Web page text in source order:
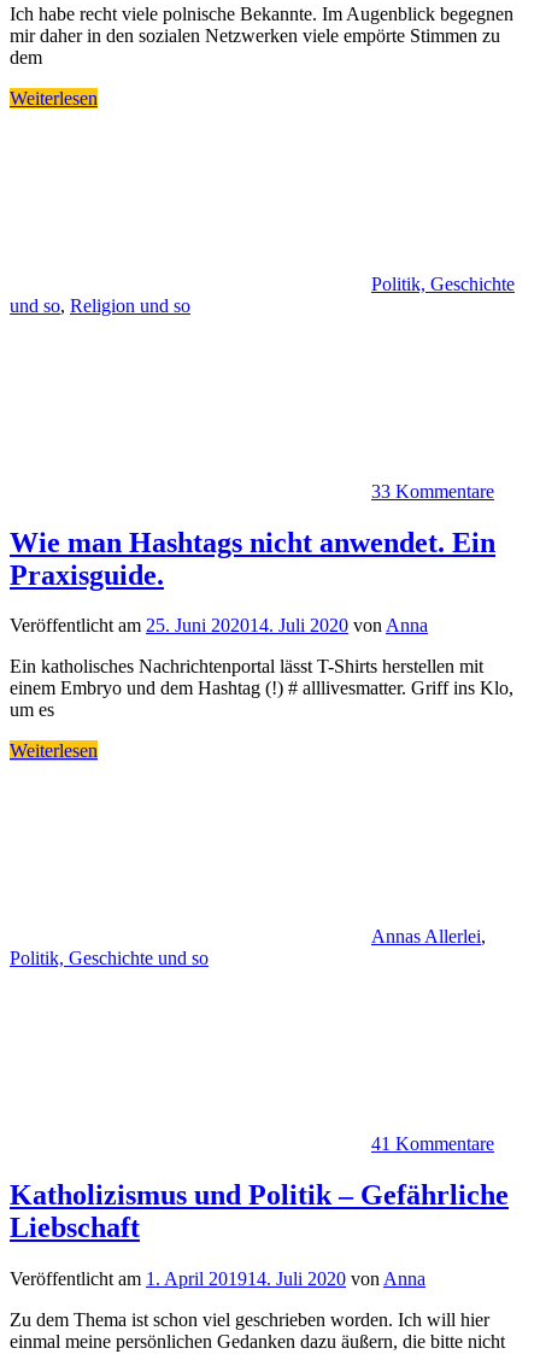
Ich habe recht viele polnische Bekannte. Im Augenblick begegnen
mir daher in den sozialen Netzwerken viele empörte Stimmen zu
dem
Weiterlesen
Politik, Geschichte
und so, Religion und so
33 Kommentare
Wie man Hashtags nicht anwendet. Ein
Praxisguide.
Veröffentlicht am 25. Juni 202014. Juli 2020 vonAnna
Ein katholisches Nachrichtenportal lässt T-Shirts herstellen mit
einem Embryo und dem Hashtag (!) # alllivesmatter. Griff ins Klo,
um es
Weiterlesen
Annas Allerlei,
Politik, Geschichte und so
41 Kommentare
Katholizismus und Politik – Gefährliche
Liebschaft
Veröffentlicht am 1. April 201914. Juli 2020 von Anna
Zu dem Thema ist schon viel geschrieben worden. Ich will hier
einmal meine persönlichen Gedanken dazu äußern, die bitte nicht